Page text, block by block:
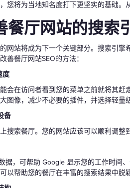
您将为当地知名度打下更坚实的基础。
餐厅网站的搜索
网站将成为下一个关键部分。搜索引
善餐厅网站SEO的方法：
度
会在访问者看到您的菜单之前就将其
图像，减少不必要的插件，并选择轻量
备
搜索餐厅。您的网站应该可以顺利调整
据，可帮助 Google 显示您的工作时间
以帮助您的餐厅在丰富的搜索结果中脱